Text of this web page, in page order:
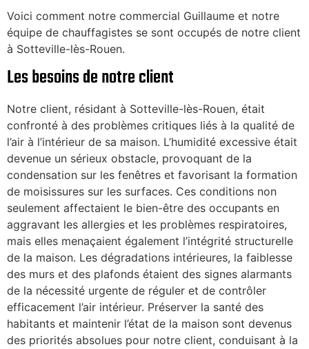
Voici comment notre commercial Guillaume et notre
équipe de chauffagistes se sont occupés de notre client
à Sotteville-lès-Rouen.
Les besoins de notre client
Notre client, résidant à Sotteville-lès-Rouen, était
confronté à des problèmes critiques liés à la qualité de
l’air à l’intérieur de sa maison. L’humidité excessive était
devenue un sérieux obstacle, provoquant de la
condensation sur les fenêtres et favorisant la formation
de moisissures sur les surfaces. Ces conditions non
seulement affectaient le bien-être des occupants en
aggravant les allergies et les problèmes respiratoires,
mais elles menaçaient également l’intégrité structurelle
de la maison. Les dégradations intérieures, la faiblesse
des murs et des plafonds étaient des signes alarmants
de la nécessité urgente de réguler et de contrôler
efficacement l’air intérieur. Préserver la santé des
habitants et maintenir l’état de la maison sont devenus
des priorités absolues pour notre client, conduisant à la